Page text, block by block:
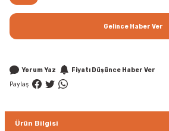
Gelince Haber Ver
Yorum Yaz
Fiyatı Düşünce Haber Ver
Paylaş
Ürün Bilgisi